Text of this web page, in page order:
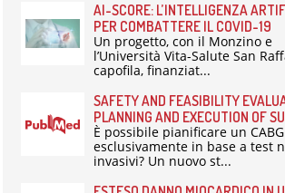
AI-SCORE: L’INTELLIGENZA
PER COMBATTERE IL COVID-19
Un progetto, con il Monzino e
l’Università Vita-Salute San
capofila, finanziat...
SAFETY AND FEASIBILITY
PLANNING AND EXECUTION OF
È possibile pianificare un CABG
esclusivamente in base a test
invasivi? Un nuovo st...